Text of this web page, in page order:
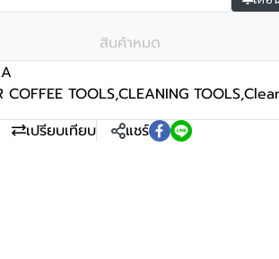
สินค้าหมด
COFFEE TOOLS,CLEANING TOOLS,
เปรียบเทียบ แชร์